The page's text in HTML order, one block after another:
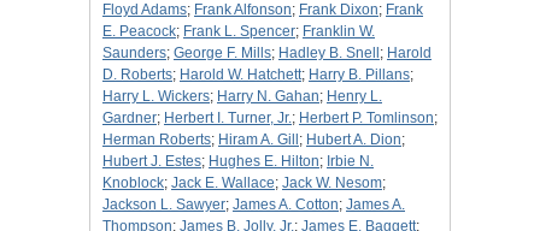
Floyd Adams; Frank Alfonson; Frank Dixon; Frank
E. Peacock; Frank L. Spencer; Franklin W.
Saunders; George F. Mills; Hadley B. Snell ; Harold
D. Roberts; Harold W. Hatchett; Harry B. Pillans;
Harry L. Wickers; Harry N. Gahan; Henry L.
Gardner; Herbert I. Turner, Jr.; Herbert P. Tomlinson;
Herman Roberts; Hiram A. Gill ; Hubert A. Dion;
Hubert J. Estes; Hughes E. Hilton; Irbie N.
Knoblock; Jack E. Wallace; Jack W. Nesom;
Jackson L. Sawyer; James A. Cotton; James A.
Thompson; James B. Jolly, Jr.; James E. Baggett;